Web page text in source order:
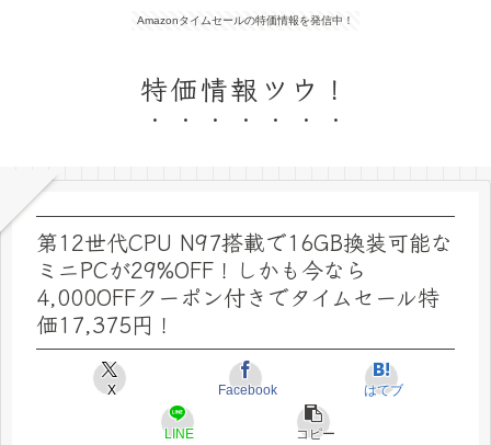
Amazonタイムセールの特価情報を発信中！
特価情報ツウ！
第12世代CPU N97搭載で16GB換装可能な
ミニPCが29%OFF！しかも今なら
4,000OFFクーポン付きでタイムセール特
価17,375円！
X Facebook はてブ
LINE コピー